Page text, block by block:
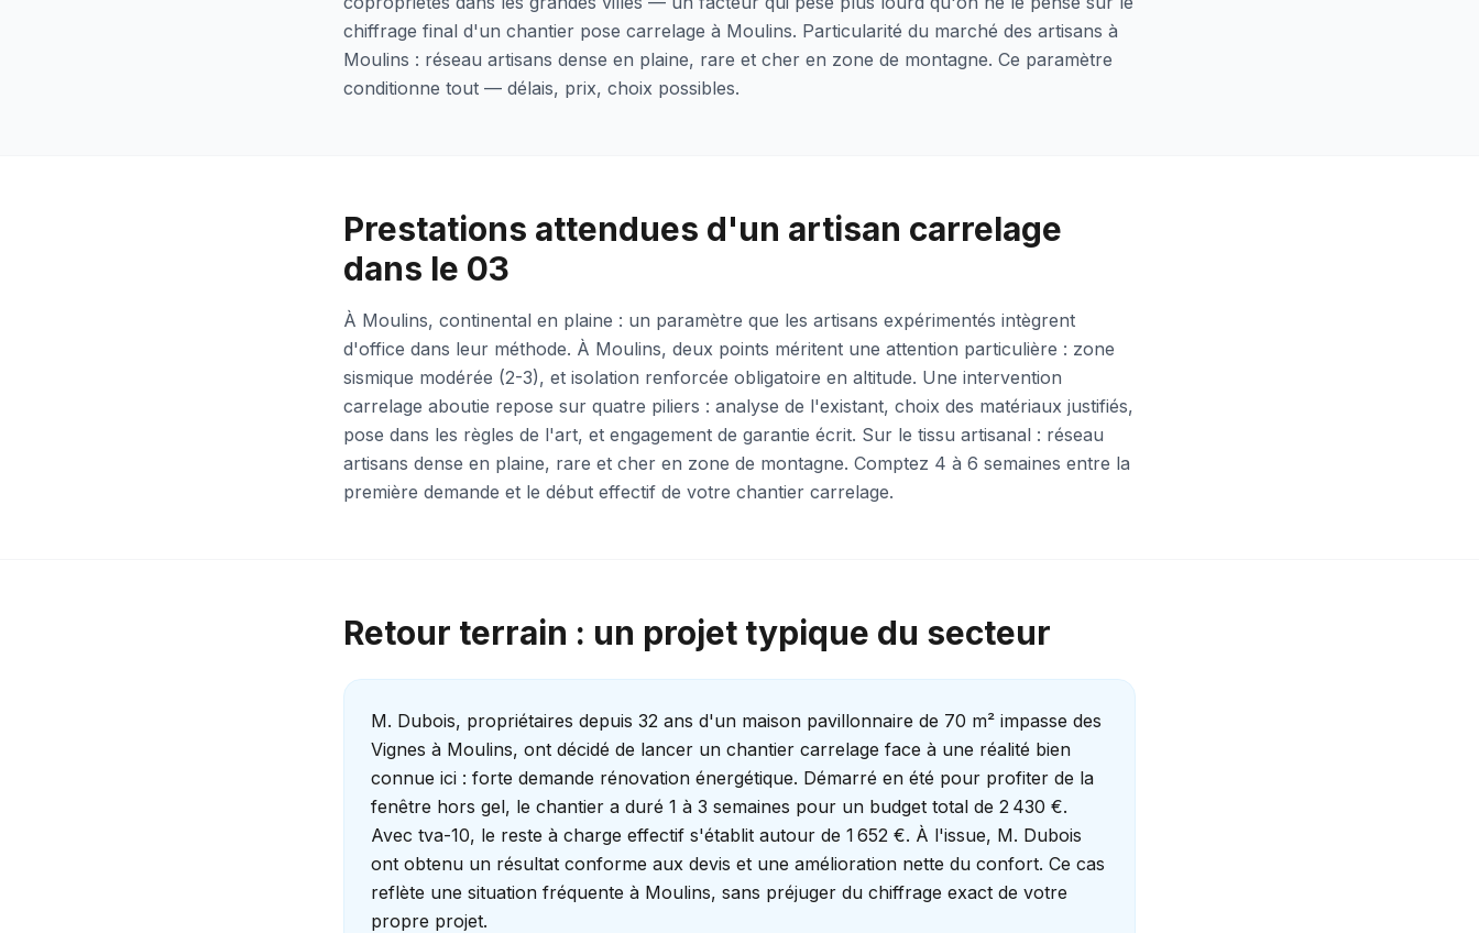
chiffrage final d'un chantier pose carrelage à Moulins. Particularité du marché des artisans à
Moulins : réseau artisans dense en plaine, rare et cher en zone de montagne. Ce paramètre
conditionne tout — délais, prix, choix possibles.
Prestations attendues d'un artisan carrelage
dans le 03
À Moulins, continental en plaine : un paramètre que les artisans expérimentés intègrent
d'office dans leur méthode. À Moulins, deux points méritent une attention particulière : zone
sismique modérée (2-3), et isolation renforcée obligatoire en altitude. Une intervention
carrelage aboutie repose sur quatre piliers : analyse de l'existant, choix des matériaux justifiés,
pose dans les règles de l'art, et engagement de garantie écrit. Sur le tissu artisanal : réseau
artisans dense en plaine, rare et cher en zone de montagne. Comptez 4 à 6 semaines entre la
première demande et le début effectif de votre chantier carrelage.
Retour terrain : un projet typique du secteur
M. Dubois, propriétaires depuis 32 ans d'un maison pavillonnaire de 70 m² impasse des
Vignes à Moulins, ont décidé de lancer un chantier carrelage face à une réalité bien
connue ici : forte demande rénovation énergétique. Démarré en été pour profiter de la
fenêtre hors gel, le chantier a duré 1 à 3 semaines pour un budget total de 2 430 €.
Avec tva-10, le reste à charge effectif s'établit autour de 1 652 €. À l'issue, M. Dubois
ont obtenu un résultat conforme aux devis et une amélioration nette du confort. Ce cas
reflète une situation fréquente à Moulins, sans préjuger du chiffrage exact de votre
propre projet.